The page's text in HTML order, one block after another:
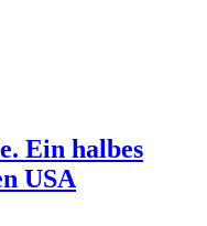
Ein halbes
USA